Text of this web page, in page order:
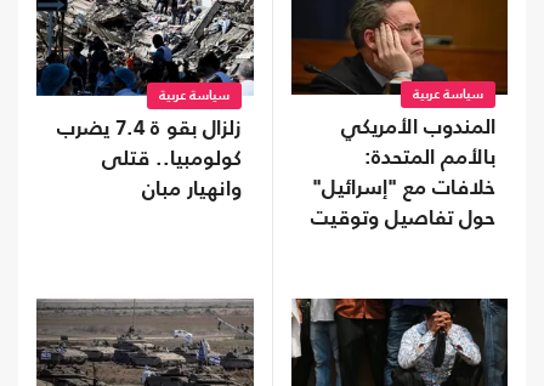
سياسة عربية
المندوب الأمريكي
بالأمم المتحدة:
خلافات مع "إسرائيل"
حول تفاصيل وتوقيت
سياسة عربية
زلزال بقو ة 7.4 يضرب
كولومبيا.. قتلى
وانهيار مبان